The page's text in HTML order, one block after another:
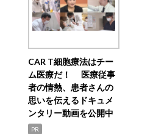
CAR T細胞療法はチー
ム医療だ！ 医療従事
者の情熱、患者さんの
思いを伝えるドキュメ
ンタリー動画を公開中
PR